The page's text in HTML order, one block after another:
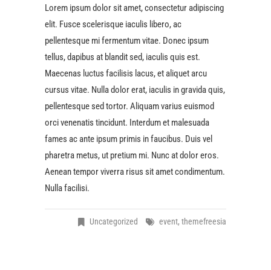
Lorem ipsum dolor sit amet, consectetur adipiscing
elit. Fusce scelerisque iaculis libero, ac
pellentesque mi fermentum vitae. Donec ipsum
tellus, dapibus at blandit sed, iaculis quis est.
Maecenas luctus facilisis lacus, et aliquet arcu
cursus vitae. Nulla dolor erat, iaculis in gravida quis,
pellentesque sed tortor. Aliquam varius euismod
orci venenatis tincidunt. Interdum et malesuada
fames ac ante ipsum primis in faucibus. Duis vel
pharetra metus, ut pretium mi. Nunc at dolor eros.
Aenean tempor viverra risus sit amet condimentum.
Nulla facilisi.
Uncategorized event, themefreesia